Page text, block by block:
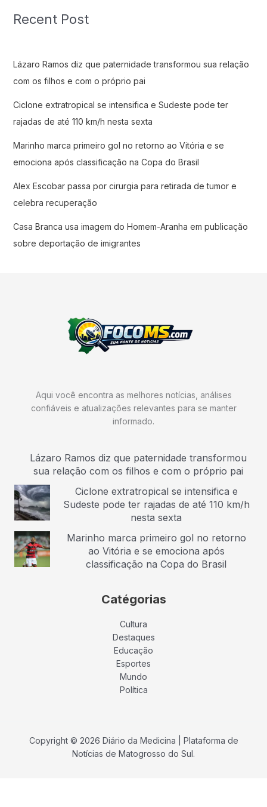
Recent Post
Lázaro Ramos diz que paternidade transformou sua relação
com os filhos e com o próprio pai
Ciclone extratropical se intensifica e Sudeste pode ter
rajadas de até 110 km/h nesta sexta
Marinho marca primeiro gol no retorno ao Vitória e se
emociona após classificação na Copa do Brasil
Alex Escobar passa por cirurgia para retirada de tumor e
celebra recuperação
Casa Branca usa imagem do Homem-Aranha em publicação
sobre deportação de imigrantes
Aqui você encontra as melhores notícias, análises
confiáveis e atualizações relevantes para se manter
informado.
Lázaro Ramos diz que paternidade transformou
sua relação com os filhos e com o próprio pai
Ciclone extratropical se intensifica e
Sudeste pode ter rajadas de até 110 km/h
nesta sexta
Marinho marca primeiro gol no retorno
ao Vitória e se emociona após
classificação na Copa do Brasil
Catégorias
Cultura
Destaques
Educação
Esportes
Mundo
Política
Copyright © 2026 Diário da Medicina | Plataforma de
Notícias de Matogrosso do Sul.